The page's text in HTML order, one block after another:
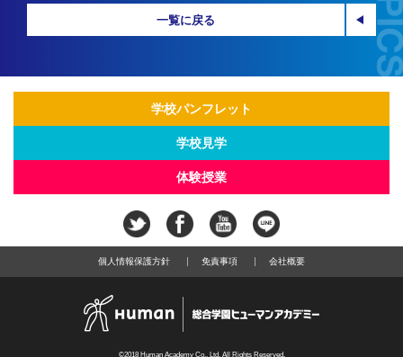
一覧に戻る
学校パンフレット
学校見学
体験授業
個人情報保護方針 免責事項 会社概要
©2018 Human Academy Co., Ltd. All Rights Reserved.